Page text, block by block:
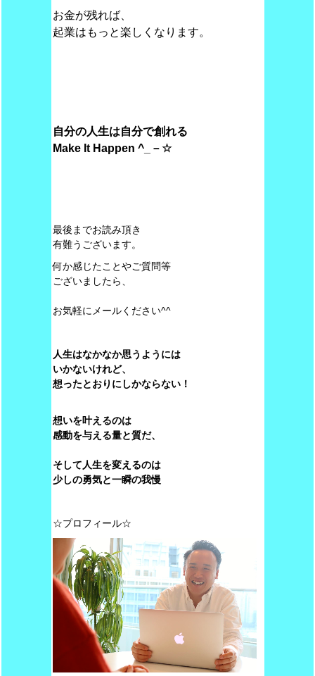
お金が残れば、
起業はもっと楽しくなります。
自分の人生は自分で創れる
MakeIt Happen ^_－☆
最後までお読み頂き
有難うございます。
何か感じたことやご質問等
ございましたら、
お気軽にメールください^^
人生はなかなか思うようには
いかないけれど、
想ったとおりにしかならない！
想いを叶えるのは
感動を与える量と質だ、
そして人生を変えるのは
少しの勇気と一瞬の我慢
☆プロフィール☆